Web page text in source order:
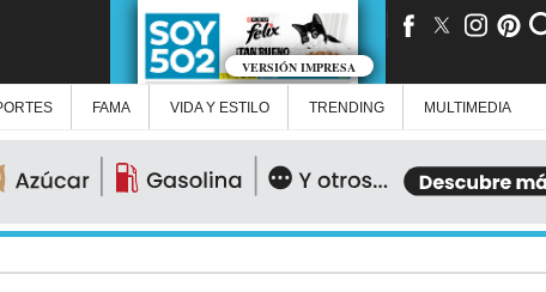
VERSIÓN IMPRESA
FAMA VIDA Y ESTILO TRENDING MULTIMEDIA